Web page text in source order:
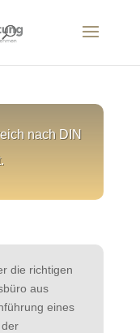
nach DIN
die richtigen
aus
eines